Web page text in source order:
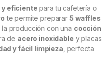
y eficiente para tu cafetería o
te permite preparar 5 waffles
la producción con una cocción
de acero inoxidable y placas
y fácil limpieza , perfecta